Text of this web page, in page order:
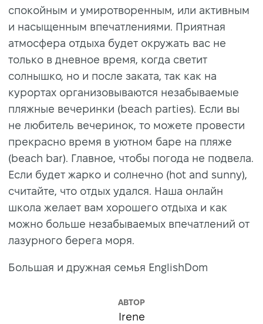
спокойным и умиротворенным, или активным
и насыщенным впечатлениями. Приятная
атмосфера отдыха будет окружать вас не
только в дневное время, когда светит
солнышко, но и после заката, так как на
курортах организовываются незабываемые
пляжные вечеринки (beach parties). Если вы
не любитель вечеринок, то можете провести
прекрасно время в уютном баре на пляже
(beach bar). Главное, чтобы погода не подвела.
Если будет жарко и солнечно (hot and sunny),
считайте, что отдых удался. Наша онлайн
школа желает вам хорошего отдыха и как
можно больше незабываемых впечатлений от
лазурного берега моря.
Большая и дружная семья EnglishDom
АВТОР
Irene